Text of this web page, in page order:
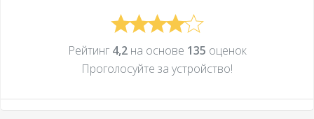
Рейтинг 4,2на основе 135 оценок
Проголосуйте за устройcтво!